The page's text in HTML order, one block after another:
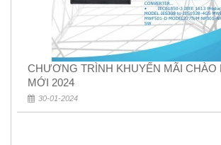
CHƯƠNG TRÌNH KHUYẾN MÃI CHÀO
MỚI 2024
30-01-2024